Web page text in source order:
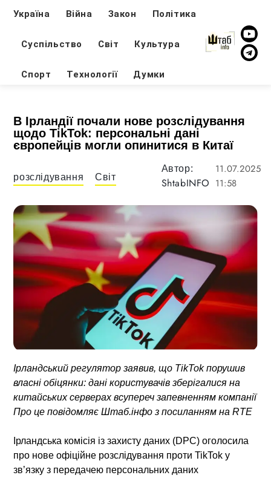
Україна Війна Закон Політика
Суспільство Світ Культура
Спорт Технології Думки
В Ірландії почали нове розслідування
щодо TikTok: персональні дані
європейців могли опинитися в Китаї
розслідування Світ
Автор:
ShtabINFO
11.07.2025
11:58
Ірландський регулятор заявив, що TikTok порушив
власні обіцянки: дані користувачів зберігалися на
китайських серверах всупереч запевненням компанії
Про це повідомляє Штаб.інфо з посиланням на RTE
Ірландська комісія із захисту даних (DPC) оголосила
про нове офіційне розслідування проти TikTok у
зв’язку з передачею персональних даних